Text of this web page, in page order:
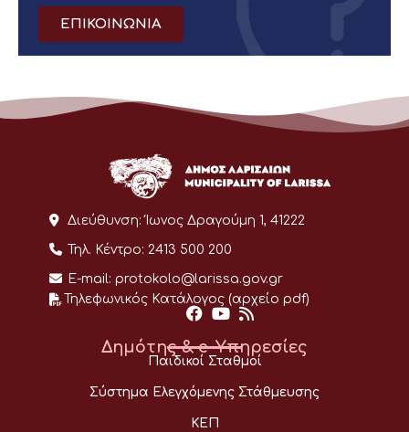
ΕΠΙΚΟΙΝΩΝΙΑ
Διεύθυνση: Ίωνος Δραγούμη 1, 41222
Τηλ. Κέντρο: 2413 500 200
E-mail: protokolo@larissa.gov.gr
Τηλεφωνικός Κατάλογος (αρχείο pdf)
Δημότης & e-Υπηρεσίες
Παιδικοί Σταθμοί
Σύστημα Ελεγχόμενης Στάθμευσης
ΚΕΠ